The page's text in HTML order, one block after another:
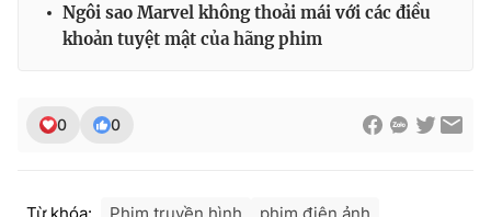
Ngôi sao Marvel không thoải mái với các điều
khoản tuyệt mật của hãng phim
0 0